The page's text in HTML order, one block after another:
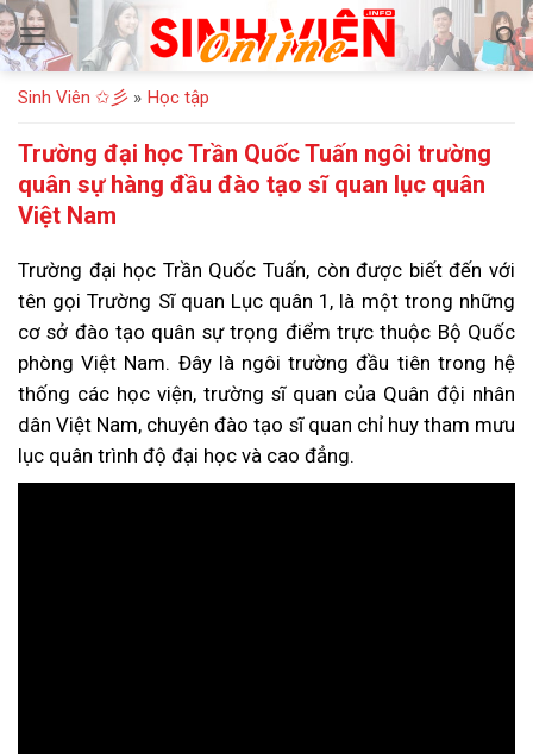
Bỏ
qua
nội
dung
Sinh Viên ✩彡 » Học tập
Trường đại học Trần Quốc Tuấn ngôi trường
quân sự hàng đầu đào tạo sĩ quan lục quân
Việt Nam
Trường đại học Trần Quốc Tuấn, còn được biết đến với
tên gọi Trường Sĩ quan Lục quân 1, là một trong những
cơ sở đào tạo quân sự trọng điểm trực thuộc Bộ Quốc
phòng Việt Nam. Đây là ngôi trường đầu tiên trong hệ
thống các học viện, trường sĩ quan của Quân đội nhân
dân Việt Nam, chuyên đào tạo sĩ quan chỉ huy tham mưu
lục quân trình độ đại học và cao đẳng.